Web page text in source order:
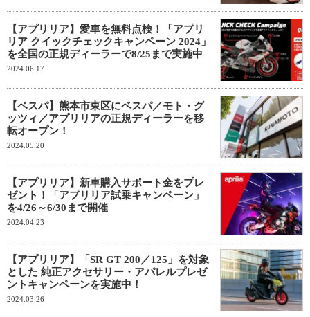
【アプリリア】愛車を無料点検！「アプリ
リア クイックチェックキャンペーン 2024」
を全国の正規ディーラーで8/25まで実施中
2024.06.17
【ベスパ】熊本市東区にベスパ／モト・グ
ッツィ／アプリリアの正規ディーラーを移
転オープン！
2024.05.20
【アプリリア】新車購入サポート金をプレ
ゼント！「アプリリア試乗キャンペーン」
を4/26～6/30まで開催
2024.04.23
【アプリリア】「SR GT 200／125」を対象
とした 純正アクセサリー・アパレルプレゼ
ントキャンペーンを実施中！
2024.03.26